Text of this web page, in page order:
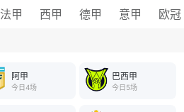
法甲 西甲 德甲 意甲 欧冠
阿甲
今日4场
巴西甲
今日5场